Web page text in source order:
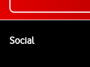
SocialEnlaces a las